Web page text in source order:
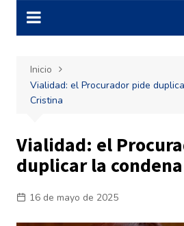
Inicio
Vialidad: el Procurador pide
Cristina
Vialidad: el
duplicar la
16 de mayo de 2025